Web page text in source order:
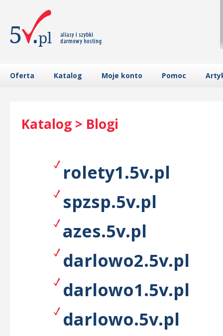
Oferta Katalog Moje konto Pomoc
Katalog > Blogi
rolety1.5v.pl
spzsp.5v.pl
azes.5v.pl
darlowo2.5v.pl
darlowo1.5v.pl
darlowo.5v.pl